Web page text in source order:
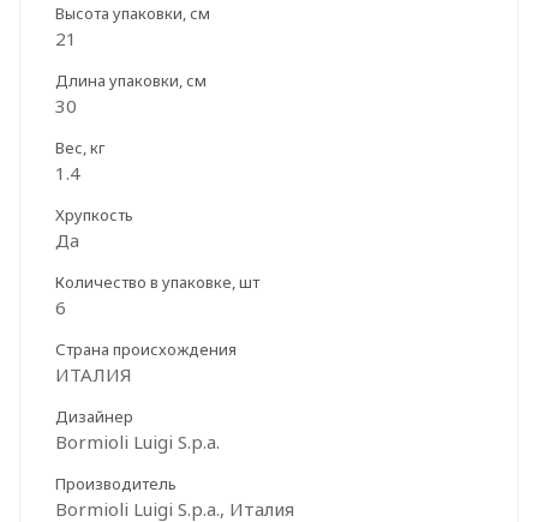
Высота упаковки, см
21
Длина упаковки, см
30
Вес, кг
1.4
Хрупкость
Да
Количество в упаковке, шт
6
Страна происхождения
ИТАЛИЯ
Дизайнер
Bormioli Luigi S.p.a.
Производитель
Bormioli Luigi S.p.a., Италия